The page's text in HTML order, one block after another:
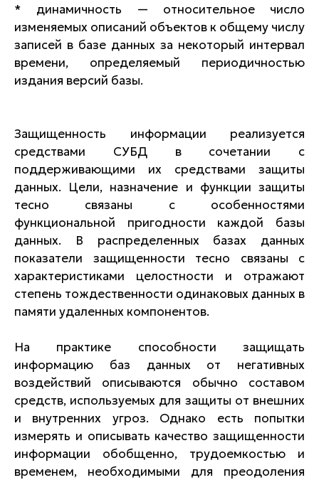
* динамичность — относительное число
изменяемых описаний объектов к общему числу
записей в базе данных за некоторый интервал
времени, определяемый периодичностью
издания версий базы.
Защищенность информации реализуется
средствами СУБД в сочетании с
поддерживающими их средствами защиты
данных. Цели, назначение и функции защиты
тесно связаны с особенностями
функциональной пригодности каждой базы
данных. В распределенных базах данных
показатели защищенности тесно связаны с
характеристиками целостности и отражают
степень тождественности одинаковых данных в
памяти удаленных компонентов.
На практике способности защищать
информацию баз данных от негативных
воздействий описываются обычно составом
средств, используемых для защиты от внешних
и внутренних угроз. Однако есть попытки
измерять и описывать качество защищенности
информации обобщенно, трудоемкостью и
временем, необходимыми для преодоления